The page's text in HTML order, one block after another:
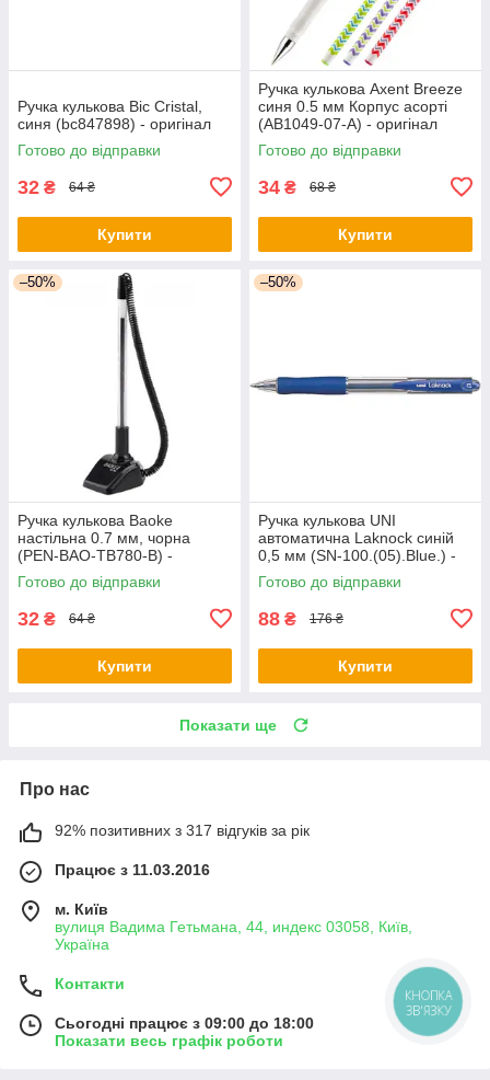
Ручка кулькова Bic Cristal,
синя (bc847898) - оригінал
Готово до відправки
32 ₴ 64 ₴
Купити
Ручка кулькова Axent Breeze
синя 0.5 мм Корпус асорті
(AB1049-07-A) - оригінал
Готово до відправки
34 ₴ 68 ₴
Купити
–50%
Ручка кулькова Baoke
настільна 0.7 мм, чорна
(PEN-BAO-TB780-B) -
оригінал
Готово до відправки
32 ₴ 64 ₴
Купити
–50%
Ручка кулькова UNI
автоматична Laknock синій
0,5 мм (SN-100.(05).Blue.) -
оригінал
Готово до відправки
88 ₴ 176 ₴
Купити
Показати ще
Про нас
92% позитивних з 317 відгуків за рік
Працює з 11.03.2016
м. Київ
вулиця Вадима Гетьмана, 44, индекс 03058, Київ,
Україна
Контакти
Сьогодні працює з 09:00 до 18:00
Показати весь графік роботи
КНОПКА
ЗВ'ЯЗКУ